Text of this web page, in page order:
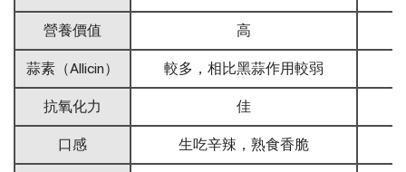
營養價值 高
蒜素（Allicin） 較多，相比黑蒜作用較弱
抗氧化力 佳
口感 生吃辛辣，熟食香脆